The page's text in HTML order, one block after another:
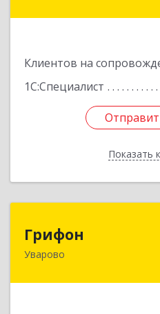
Клиентов на
1С:Специалист
Показать
Грифон
Уварово
393461, Тамбовская